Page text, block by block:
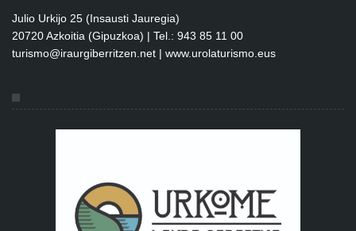
Julio Urkijo 25 (Insausti Jauregia)
20720 Azkoitia (Gipuzkoa) | Tel.: 943 85 11 00
turismo@iraurgiberritzen.net | www.urolaturismo.eus